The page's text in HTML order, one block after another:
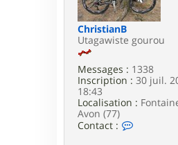
S
e
9
ChristianB
Utagawiste gourou
Messages : 1338
Inscription : 30 juil.
18:43
Localisation :
Avon (77)
Contact :